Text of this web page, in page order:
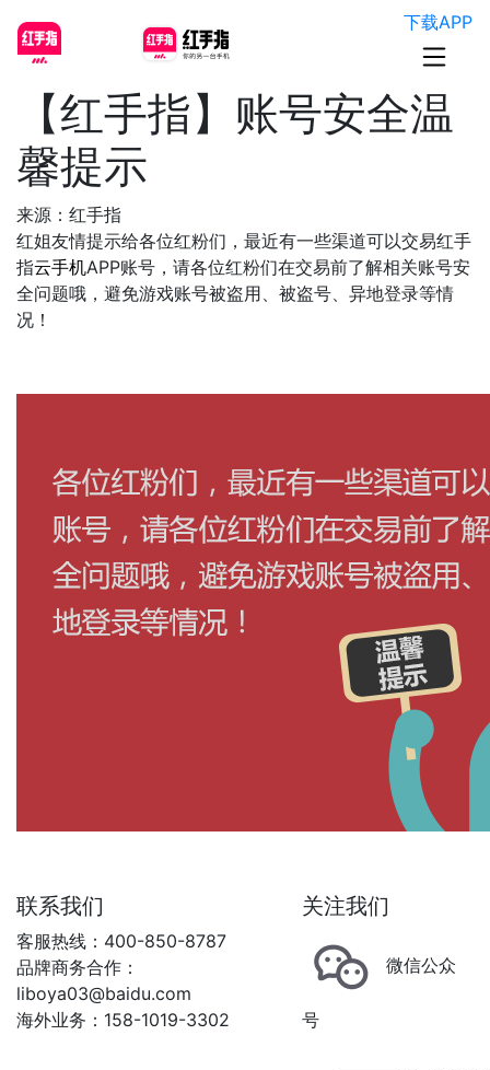
下载APP
【红手指】账号安全温
馨提示
来源：红手指
红姐友情提示给各位红粉们，最近有一些渠道可以交易红手
指云手机APP账号，请各位红粉们在交易前了解相关账号安
全问题哦，避免游戏账号被盗用、被盗号、异地登录等情
况！
联系我们
客服热线：400-850-8787
品牌商务合作：
liboya03@baidu.com
海外业务：158-1019-3302
关注我们
微信公众
号